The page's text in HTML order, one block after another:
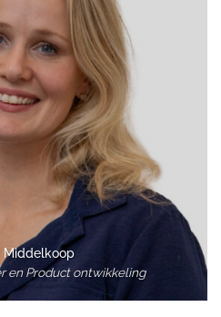
en Product ontwikkeling